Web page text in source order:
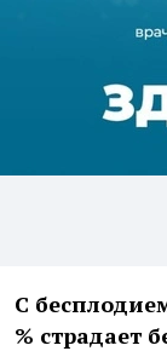
С
% страдает